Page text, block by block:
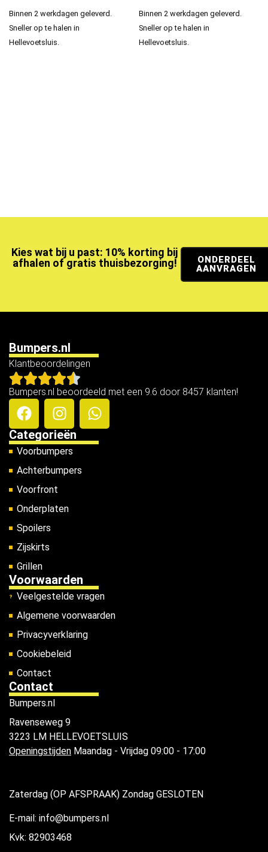
Binnen 2 werkdagen geleverd.
Sneller op te halen in
Hellevoetsluis.
Binnen 2 werkdagen geleverd.
Sneller op te halen in
Hellevoetsluis.
Kies wat bij u past: 10% korting bij
afhalen of gratis thuisbezorging!
ONDERDEEL
AANVRAGEN
Bumpers.nl
Klantbeoordelingen
Bumpers.nl beoordeeld met een 9.6 door 8457 klanten!
Categorieën
Voorbumpers
Achterbumpers
Voorfront
Onderplaten
Spoilers
Zijskirts
Grillen
Voorwaarden
Veelgestelde vragen
Algemene voorwaarden
Privacyverklaring
Cookiebeleid
Contact
Contact
Bumpers.nl
Ravenseweg 9
3223 LM HELLEVOETSLUIS
Openingstijden Maandag - Vrijdag 09:00 - 17:00
Zaterdag (OP AFSPRAAK) Zondag GESLOTEN
E-mail: info@bumpers.nl
Kvk: 82903468